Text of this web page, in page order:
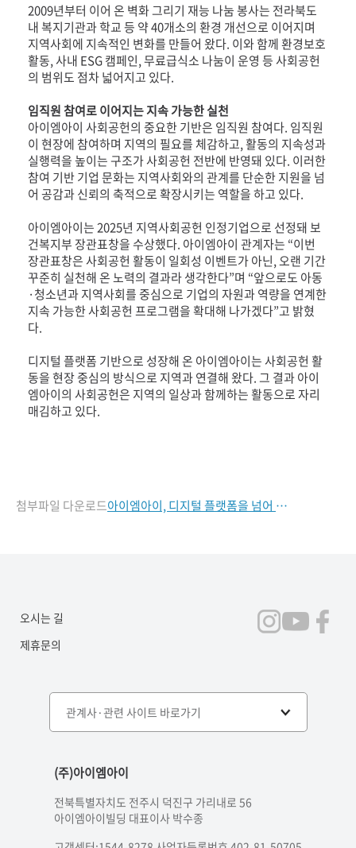
2009년부터 이어 온 벽화 그리기 재능 나눔 봉사는 전라북도
내 복지기관과 학교 등 약 40개소의 환경 개선으로 이어지며
지역사회에 지속적인 변화를 만들어 왔다. 이와 함께 환경보호
활동, 사내 ESG 캠페인, 무료급식소 나눔이 운영 등 사회공헌
의 범위도 점차 넓어지고 있다.
임직원 참여로 이어지는 지속 가능한 실천
아이엠아이 사회공헌의 중요한 기반은 임직원 참여다. 임직원
이 현장에 참여하며 지역의 필요를 체감하고, 활동의 지속성과
실행력을 높이는 구조가 사회공헌 전반에 반영돼 있다. 이러한
참여 기반 기업 문화는 지역사회와의 관계를 단순한 지원을 넘
어 공감과 신뢰의 축적으로 확장시키는 역할을 하고 있다.
아이엠아이는 2025년 지역사회공헌 인정기업으로 선정돼 보
건복지부 장관표창을 수상했다. 아이엠아이 관계자는 “이번
장관표창은 사회공헌 활동이 일회성 이벤트가 아닌, 오랜 기간
꾸준히 실천해 온 노력의 결과라 생각한다”며 “앞으로도 아동
·청소년과 지역사회를 중심으로 기업의 자원과 역량을 연계한
지속 가능한 사회공헌 프로그램을 확대해 나가겠다”고 밝혔
다.
디지털 플랫폼 기반으로 성장해 온 아이엠아이는 사회공헌 활
동을 현장 중심의 방식으로 지역과 연결해 왔다. 그 결과 아이
엠아이의 사회공헌은 지역의 일상과 함께하는 활동으로 자리
매김하고 있다.
첨부파일 다운로드 아이엠아이, 디지털 플랫폼을 넘어 지역과 연결되다.docx
오시는 길
제휴문의
(주)아이엠아이
전북특별자치도 전주시 덕진구 가리내로 56
아이엠아이빌딩 대표이사 박수종
관계사·관련 사이트 바로가기